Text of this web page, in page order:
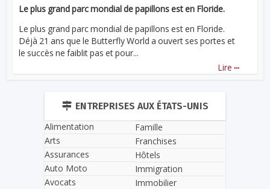
Le plus grand parc mondial de papillons est en Floride.
Le plus grand parc mondial de papillons est en Floride.
Déjà 21 ans que le Butterfly World a ouvert ses portes et
le succès ne faiblit pas et pour...
Lire ...
ENTREPRISES AUX ÉTATS-UNIS
Alimentation
Arts
Assurances
Auto Moto
Avocats
Famille
Franchises
Hôtels
Immigration
Immobilier